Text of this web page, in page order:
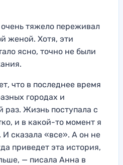
тяжело переживал
женой. Хотя, эти
ясно, точно не были
что в последнее время
городах и
раз. Жизнь поступала с
и в какой-то момент я
И сказала «все». А он не
приведет эта история,
— писала Анна в